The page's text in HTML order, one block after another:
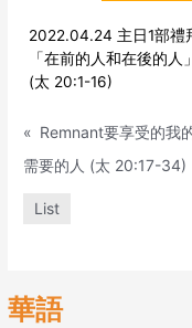
華語
2022.04.24 主日1部禮
「在前的人和在後的人」
(太 20:1-16)
« Remnant要享受的我
需要的人 (太 20:17-34)
List